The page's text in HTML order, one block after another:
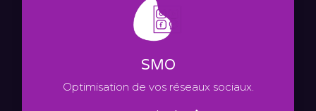
SMO
Optimisation de vos réseaux sociaux.